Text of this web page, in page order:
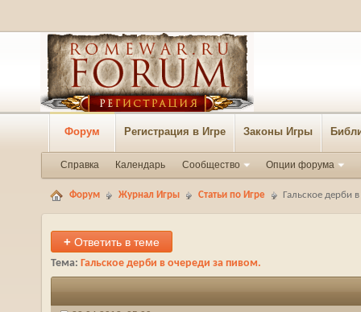
Форум Регистрация в Игре Законы Игры
Справка Календарь Сообщество Опции форума
Форум Журнал Игры Статьи по Игре Гальское дерби
+ Ответить в теме
Тема: Гальское дерби в очереди за пивом.